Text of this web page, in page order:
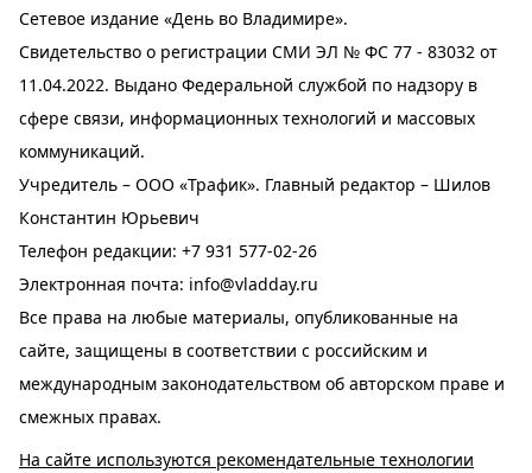
Сетевое издание «День во Владимире».
Свидетельство о регистрации СМИ ЭЛ № ФС 77 - 83032 от
11.04.2022. Выдано Федеральной службой по надзору в
сфере связи, информационных технологий и массовых
коммуникаций.
Учредитель – ООО «Трафик». Главный редактор – Шилов
Константин Юрьевич
Телефон редакции: +7 931 577-02-26
Электронная почта: info@vladday.ru
Все права на любые материалы, опубликованные на
сайте, защищены в соответствии с российским и
международным законодательством об авторском праве и
смежных правах.
На сайте используются рекомендательные технологии